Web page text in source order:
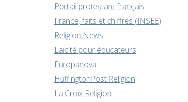
Portail protestant français
France, faits et chiffres (INSEE)
Religion News
Laïcité pour éducateurs
Europanova
HuffingtonPost Religion
La Croix Religion